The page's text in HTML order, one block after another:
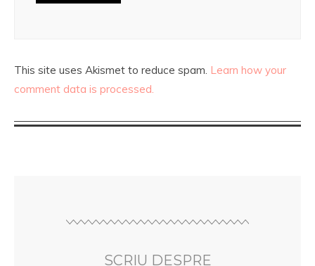
This site uses Akismet to reduce spam. Learn how your
comment data is processed.
SCRIU DESPRE